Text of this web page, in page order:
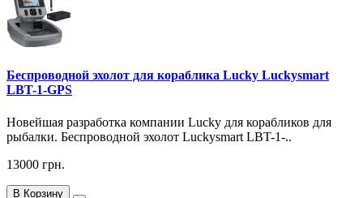
Беспроводной эхолот для кораблика Lucky Luckysmart
LBT-1-GPS
Новейшая разработка компании Lucky для корабликов для
рыбалки. Беспроводной эхолот Luckysmart LBT-1-..
13000 грн.
В Корзину